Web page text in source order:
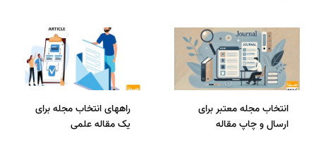
انتخاب مجله معتبر برای
ارسال و چاپ مقاله
راههای انتخاب مجله برای
یک مقاله علمی